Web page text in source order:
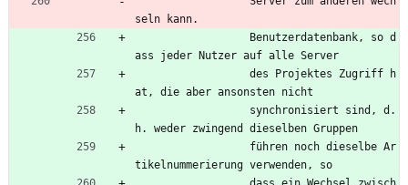
seln kann.
ass jeder Nutzer auf alle Server
at, die aber ansonsten nicht
h. weder zwingend dieselben Gruppen
tikelnummerierung verwenden, so